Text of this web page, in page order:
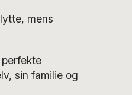
mens
sin familie og